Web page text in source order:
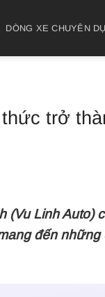
DÒNG XE CHUYÊN
trở
(Vu Linh Auto)
đến